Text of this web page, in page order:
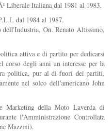
Liberale Italiana dal 1981 al 1983.
dal 1984 al 1987.
On. Renato Altissimo,
attiva e di partito per dedicarsi
degli anni un interesse per la
politica, pur al di fuori dei partiti,
nel solco dell'americano John
Marketing della Moto Laverda di
l'Amministrazione Controllata
Mazzini).